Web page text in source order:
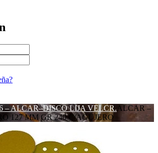
– ALCAR–DISCO LIJA VELCR. ALCAR –
127 MM GR 240 C/AGUJERO